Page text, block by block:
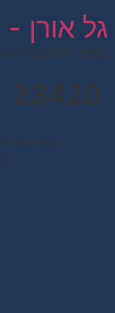
גל אורן
קבוצת הפרסום גל
23420
קבוצת